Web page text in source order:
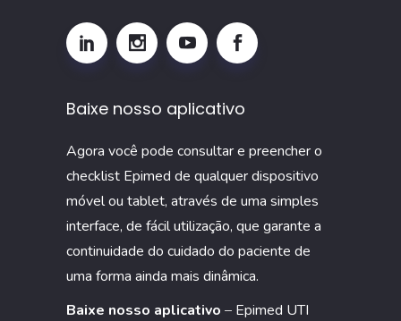
monitorar
esse
indicador
UTI
Baixe nosso aplicativo
Agora você pode consultar e preencher o
checklist Epimed de qualquer dispositivo
móvel ou tablet, através de uma simples
interface, de fácil utilização, que garante a
continuidade do cuidado do paciente de
uma forma ainda mais dinâmica.
Baixe nosso aplicativo – Epimed UTI